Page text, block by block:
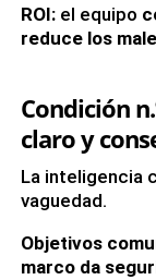
ROI:el equipo
reduce los
Condición
claro y
La inteligencia
vaguedad.
Objetivos
marco da